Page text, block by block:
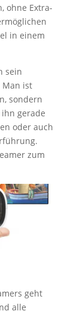
ohne Extra-
in einem
sein
Man ist
sondern
gerade
oder auch
zum
geht
alle